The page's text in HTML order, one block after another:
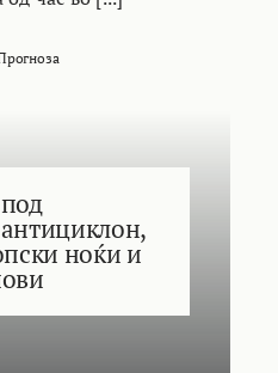
ноќи и